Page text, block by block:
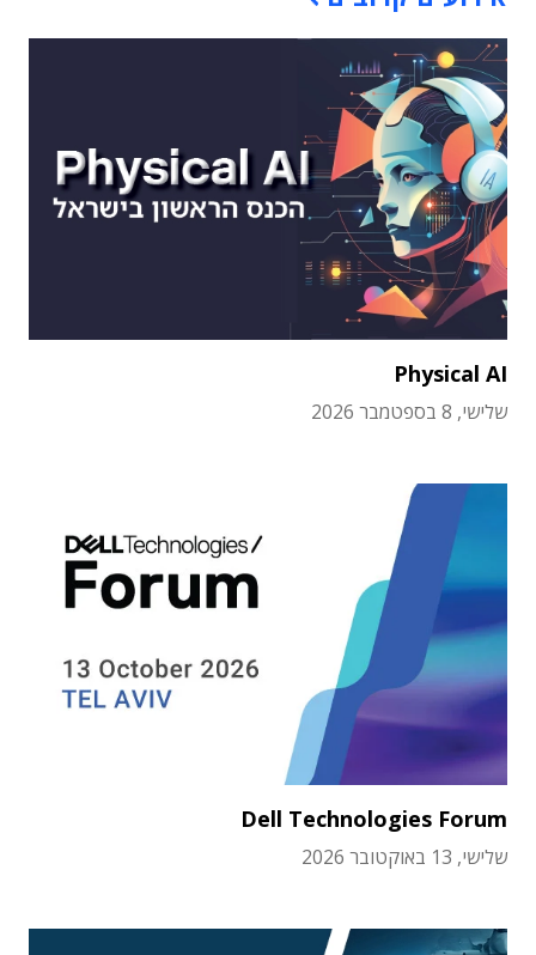
Physical AI
שלישי, 8 בספטמבר 2026
Dell Technologies Forum
שלישי, 13 באוקטובר 2026